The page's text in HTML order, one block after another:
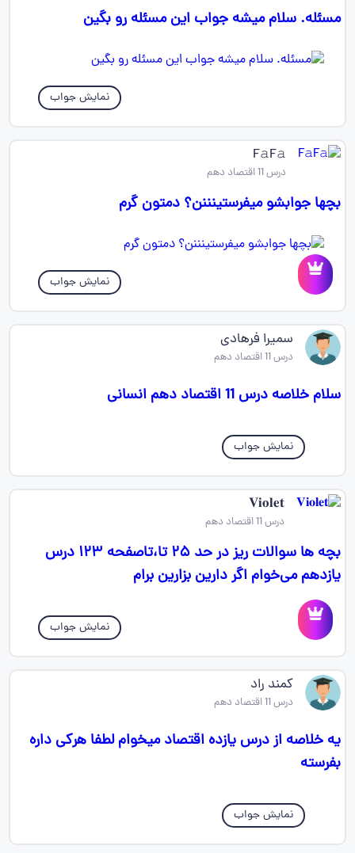
مسئله. سلام میشه جواب این مسئله رو بگین
نمایش جواب
F𝚊F𝚊
درس 11 اقتصاد دهم
بچها جوابشو میفرستینننن؟ دمتون گرم
نمایش جواب
سمیرا فرهادی
درس 11 اقتصاد دهم
سلام خلاصه درس 11 اقتصاد دهم انسانی
نمایش جواب
𝐕𝐢𝐨𝐥𝐞𝐭
درس 11 اقتصاد دهم
بچه ها سوالات ریز در حد ۲۵ تا،تاصفحه ۱۲۳ درس
یازدهم می‌خوام اگر دارین بزارین برام
نمایش جواب
کمند راد
درس 11 اقتصاد دهم
یه خلاصه از درس یازده اقتصاد میخوام لطفا هرکی داره
بفرسته
نمایش جواب